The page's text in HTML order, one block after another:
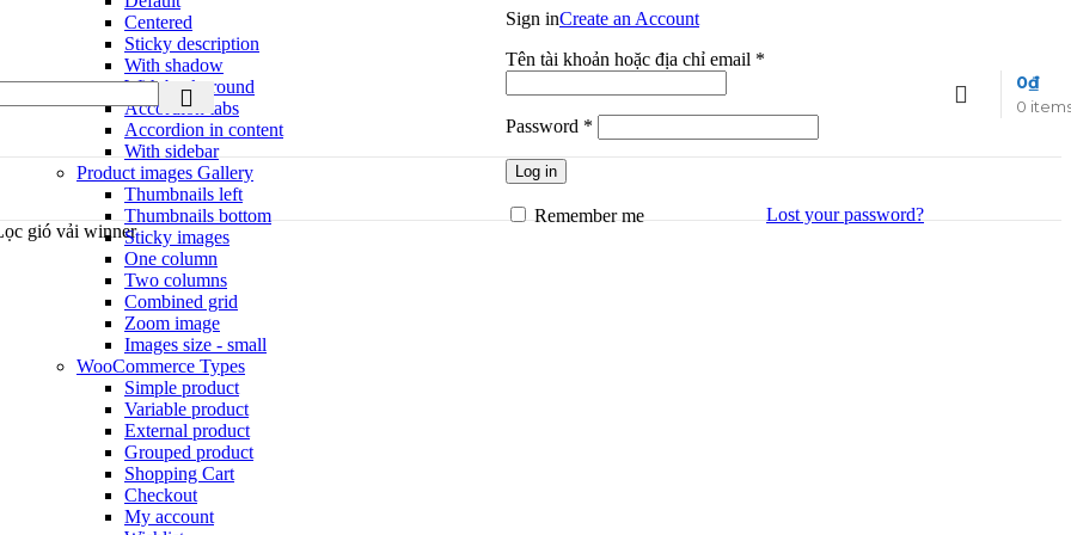
Sign inCreate an Account
Tên tài khoản hoặc địa chỉ email *
Password *
buộc
Log in
Lost your password?
Remember me
0
0₫
Centered
Sticky description
With shadow
With background
Accordion tabs
Accordion in content
With sidebar
Product images Gallery
Thumbnails left
Thumbnails bottom
Sticky images
One column
Two columns
Combined grid
Zoom image
Images size - small
WooCommerce Types
Simple product
Variable product
External product
Grouped product
Shopping Cart
Checkout
My account
gió vải winner